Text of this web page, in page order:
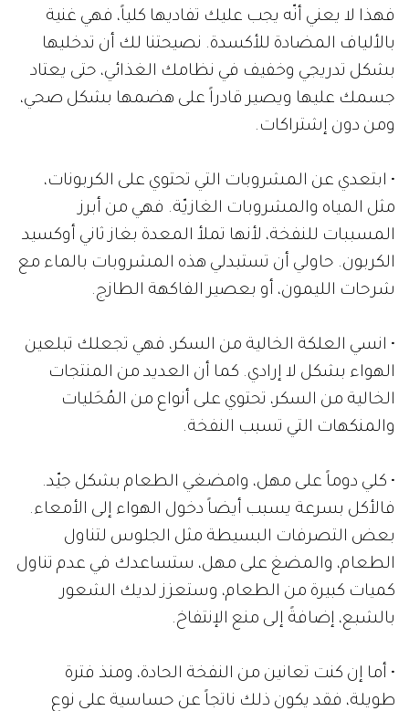
فهذا لا يعني أنّه يجب عليك تفاديها كلياً، فهي غنية
بالألياف المضادة للأكسدة. نصيحتنا لك أن تدخليها
بشكل تدريجي وخفيف في نظامك الغذائي، حتى يعتاد
جسمك عليها ويصير قادراً على هضمها بشكل صحي،
ومن دون إشتراكات.
• ابتعدي عن المشروبات التي تحتوي على الكربونات،
مثل المياه والمشروبات الغازيّة. فهي من أبرز
المسببات للنفخة، لأنها تملأ المعدة بغاز ثاني أوكسيد
الكربون. حاولي أن تستبدلي هذه المشروبات بالماء مع
شرحات الليمون، أو بعصير الفاكهة الطازج.
• انسي العلكة الخالية من السكر، فهي تجعلك تبلعين
الهواء بشكل لا إرادي. كما أن العديد من المنتجات
الخالية من السكر، تحتوي على أنواع من المُحَليات
والمنكهات التي تسبب النفخة.
• كلي دوماً على مهل، وامضغي الطعام بشكل جيّد.
فالأكل بسرعة يسبب أيضاً دخول الهواء إلى الأمعاء.
بعض التصرفات البسيطة مثل الجلوس لتناول
الطعام، والمضغ على مهل، ستساعدك في عدم تناول
كميات كبيرة من الطعام، وستعزز لديك الشعور
بالشبع، إضافةً إلى منع الإنتفاخ.
• أما إن كنت تعانين من النفخة الحادة، ومنذ فترة
طويلة، فقد يكون ذلك ناتجاً عن حساسية على نوع